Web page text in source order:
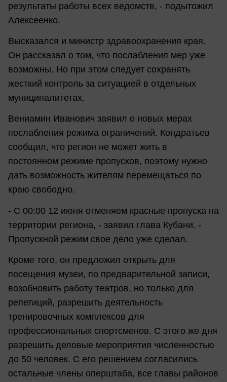
результаты работы всех ведомств, - подытожил
Алексеенко.
Высказался и министр здравоохранения края.
Он рассказал о том, что послабления мер уже
возможны. Но при этом следует сохранять
жесткий контроль за ситуацией в отдельных
муниципалитетах.
Вениамин Иванович заявил о новых мерах
послабления режима ограничений. Кондратьев
сообщил, что регион не может жить в
постоянном режиме пропусков, поэтому нужно
дать возможность жителям перемещаться по
краю свободно.
- С 00:00 12 июня отменяем красные пропуска на
территории региона, - заявил глава Кубани. -
Пропускной режим свое дело уже сделал.
Кроме того, он предложил открыть для
посещения музеи, по предварительной записи,
возобновить работу театров, но только для
репетиций, разрешить деятельность
тренировочных комплексов для
профессиональных спортсменов. С этого же дня
разрешить деловые мероприятия численностью
до 50 человек. С его решением согласились
остальные члены оперштаба, все главы районов